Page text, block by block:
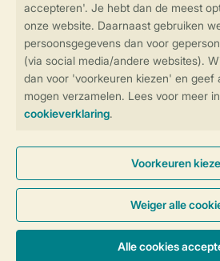
Controle over jouw
Instellingen
Veilige gegevensoverdracht
Veilige betaling
Algemene Voorwaarden Privacy Notice
Toegankelijkheid